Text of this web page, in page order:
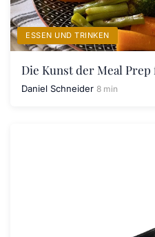
ESSEN UND TRINKEN
Die Kunst der Meal Prep
Daniel Schneider 8 min